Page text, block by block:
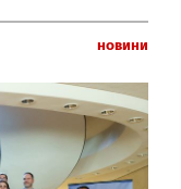
Новини